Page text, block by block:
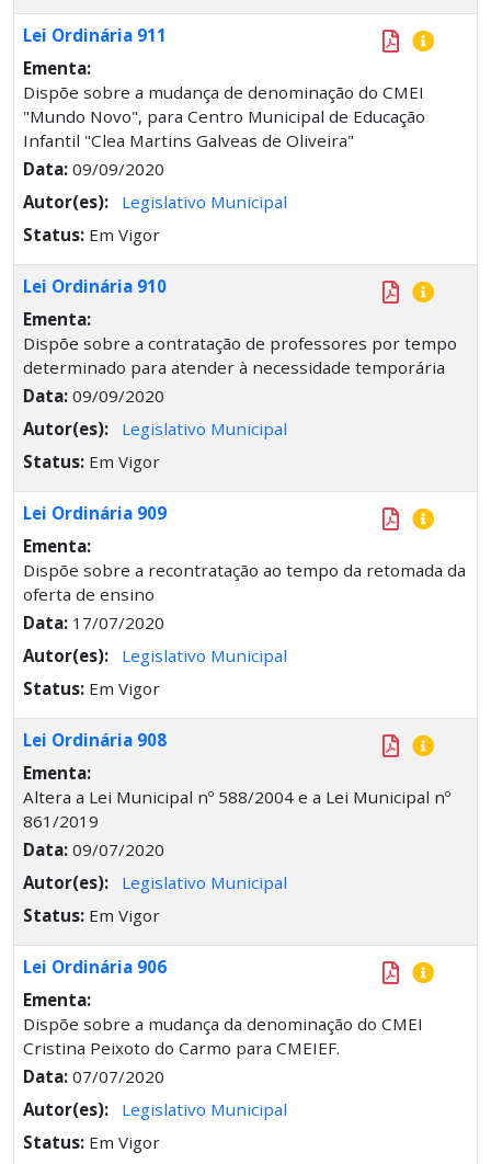
Lei Ordinária 911
Ementa:
Dispõe sobre a mudança de denominação do CMEI
"Mundo Novo", para Centro Municipal de Educação
Infantil "Clea Martins Galveas de Oliveira"
Data: 09/09/2020
Autor(es):
Legislativo Municipal
Status: Em Vigor
Lei Ordinária 910
Ementa:
Dispõe sobre a contratação de professores por tempo
determinado para atender à necessidade temporária
Data: 09/09/2020
Autor(es):
Legislativo Municipal
Status: Em Vigor
Lei Ordinária 909
Ementa:
Dispõe sobre a recontratação ao tempo da retomada da
oferta de ensino
Data: 17/07/2020
Autor(es):
Legislativo Municipal
Status: Em Vigor
Lei Ordinária 908
Ementa:
Altera a Lei Municipal nº 588/2004 e a Lei Municipal nº
861/2019
Data: 09/07/2020
Autor(es):
Legislativo Municipal
Status: Em Vigor
Lei Ordinária 906
Ementa:
Dispõe sobre a mudança da denominação do CMEI
Cristina Peixoto do Carmo para CMEIEF.
Data: 07/07/2020
Autor(es):
Legislativo Municipal
Status: Em Vigor